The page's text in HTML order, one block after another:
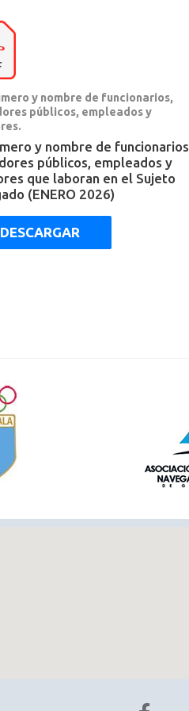
y nombre de funcionarios,
públicos, empleados y
y nombre de funcionarios,
públicos, empleados y
que laboran en el Sujeto
(ENERO 2026)
DESCARGAR